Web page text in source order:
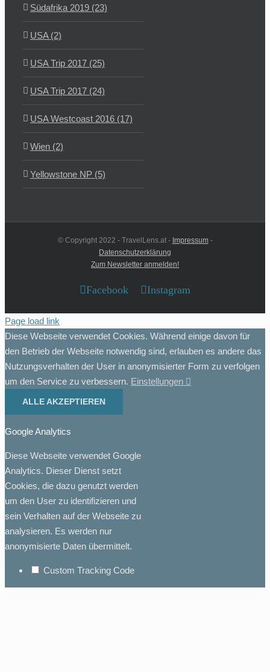
Südafrika 2019 (23)
USA (2)
USA Trip 2017 (25)
USA Trip 2017 (24)
USA Westcoast 2016 (17)
Wien (2)
Yellowstone NP (5)
© Copyright 2022 - TravelLens.at - Impressum-
Datenschutzerklärung
Zum Newsletter anmelden!
Facebook Instagram
Page load link
Diese Webseite verwendet Cookies. Während einige davon für
den Betrieb der Webseite notwendig sind, erlauben es andere das
Nutzungsverhalten der User in anonymisierter Form zu verfolgen
um den Service zu verbessern. Einstellungen
ALLE AKZEPTIEREN
Google Analytics
Diese Webseite verwendet Google
Analytics. Dieser Dienst setzt
Cookies, die dazu genutzt werden
um den User zu identifizieren und
sein Verhalten auf der Webseite zu
analysieren. Es werden nur
anonymisierte Daten übermittelt.
Custom Tracking Code